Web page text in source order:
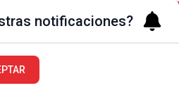
notificaciones?